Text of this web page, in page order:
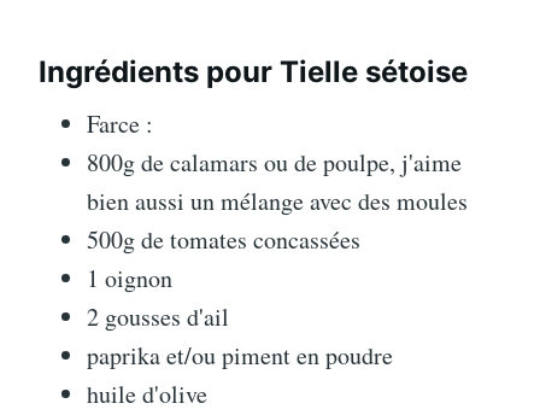
Ingrédients pour Tielle sétoise
Farce :
800g de calamars ou de poulpe, j'aime
bien aussi un mélange avec des moules
500g de tomates concassées
1 oignon
2 gousses d'ail
paprika et/ou piment en poudre
huile d'olive